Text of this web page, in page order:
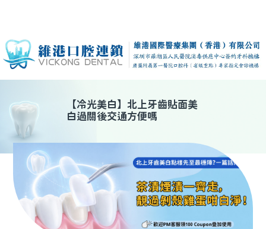
【冷光美白】 北上牙齒貼面美
白過關後交通方便嗎